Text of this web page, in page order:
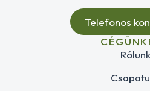
Telefonos
Rólunk